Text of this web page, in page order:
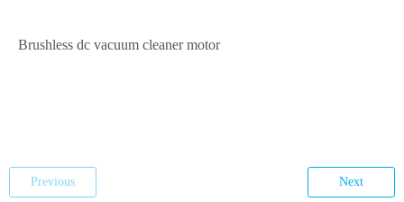
Brushless dc vacuum cleaner motor
Previous Next